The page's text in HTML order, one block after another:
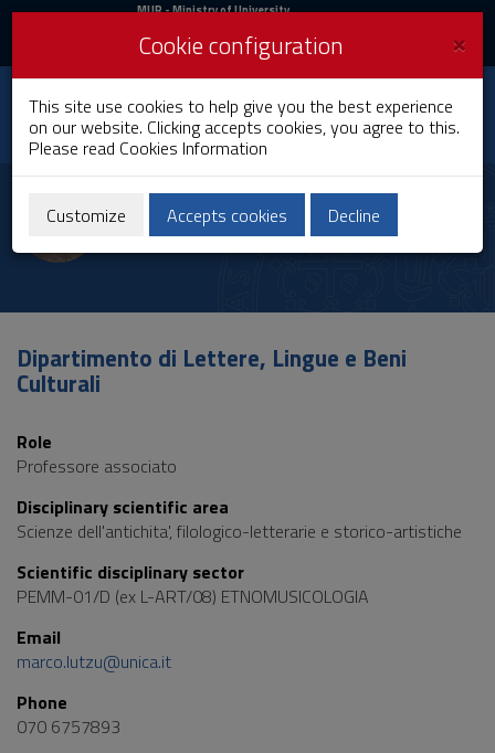
Skip
Content
to
Go
Footer
MIUR
Login
MUR- Ministry of University
Login UniCA News
Toggle
navigation
University of
Cagliari
Marco Lutzu
Dipartimento di Lettere, Lingue e Beni
Culturali
Role
Professore associato
Disciplinary scientific area
Scienze dell'antichita', filologico-letterarie e storico-artistiche
Scientific disciplinary sector
PEMM-01/D (ex L-ART/08) ETNOMUSICOLOGIA
Email
marco.lutzu@unica.it
Phone
070 6757893
×
Cookie configuration
This site use cookies to help give you the best experience
on our website. Clicking accepts cookies, you agree to this.
Please read Cookies Information
Customize Accepts cookies Decline